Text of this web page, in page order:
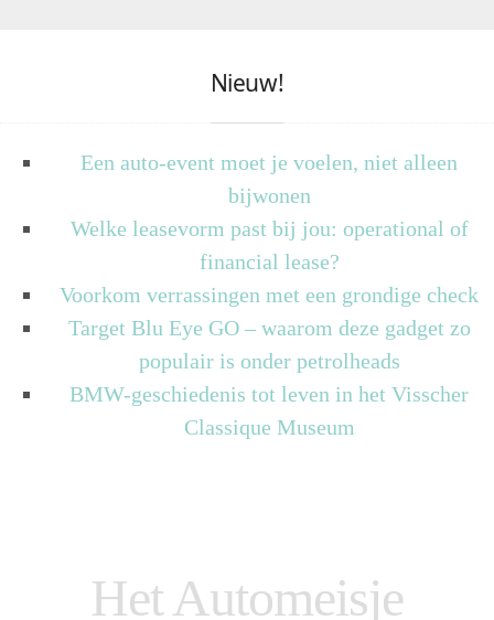
Nieuw!
Een auto-event moet je voelen, niet alleen
bijwonen
Welke leasevorm past bij jou: operational of
financial lease?
Voorkom verrassingen met een grondige check
Target Blu Eye GO – waarom deze gadget zo
populair is onder petrolheads
BMW-geschiedenis tot leven in het Visscher
Classique Museum
Het Automeisje